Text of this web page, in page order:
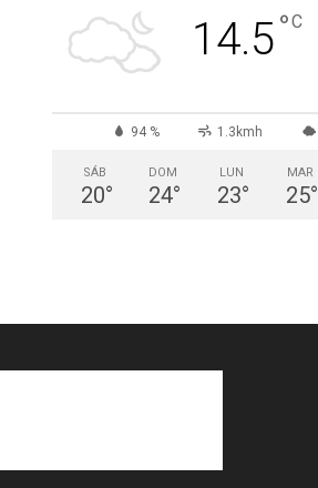
14.5°C
94 % 1.3kmh
SÁB
20°
DOM
24°
LUN
23°
MAR
25°